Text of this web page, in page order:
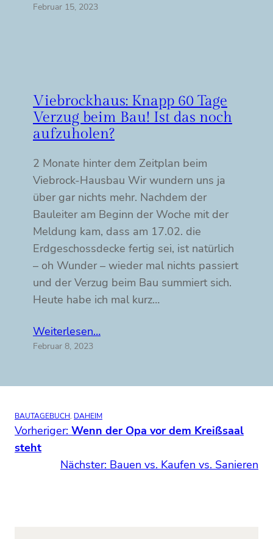
Februar 15, 2023
Viebrockhaus: Knapp 60 Tage
Verzug beim Bau! Ist das noch
aufzuholen?
2 Monate hinter dem Zeitplan beim
Viebrock-Hausbau Wir wundern uns ja
über gar nichts mehr. Nachdem der
Bauleiter am Beginn der Woche mit der
Meldung kam, dass am 17.02. die
Erdgeschossdecke fertig sei, ist natürlich
– oh Wunder – wieder mal nichts passiert
und der Verzug beim Bau summiert sich.
Heute habe ich mal kurz…
Weiterlesen…
Februar 8, 2023
BAUTAGEBUCH, DAHEIM
Vorheriger: Wenn der Opa vor dem Kreißsaal
steht
Nächster: Bauen vs. Kaufen vs. Sanieren